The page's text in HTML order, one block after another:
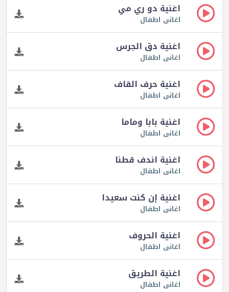
اغنية دو ري مي
اغانى اطفال
اغنية دق الجرس
اغانى اطفال
اغنية حرف القاف
اغانى اطفال
اغنية بابا وماما
اغانى اطفال
اغنية اندف قطنا
اغانى اطفال
اغنية إن كنت سعيدا
اغانى اطفال
اغنية الحروف
اغانى اطفال
اغنية الطريق
اغانى اطفال